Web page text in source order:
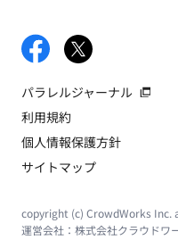
パラレルジャーナル
利用規約
個人情報保護方針
サイトマップ
copyright (c) CrowdWorks Inc.
運営会社： 株式会社クラウドワ